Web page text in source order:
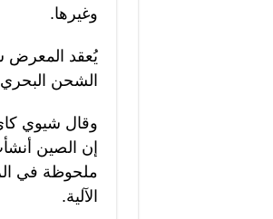
وغيرها.
الشحن البحري
وقال شيوي
إن الصين
ملحوظة في
الآلية.